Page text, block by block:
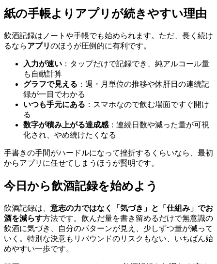
紙の手帳よりアプリが続きやすい理由
飲酒記録はノートや手帳でも始められます。ただ、長く続け
るならアプリのほうが圧倒的に有利です。
入力が速い ：タップだけで記録でき、純アルコール量
も自動計算
グラフで見える ：週・月単位の推移や休肝日の連続記
録が一目でわかる
いつも手元にある ：スマホなので飲む場面ですぐ開け
る
数字が積み上がる達成感 ：連続日数や減った量が可視
化され、やめ続けたくなる
手書きの手間がハードルになって挫折するくらいなら、最初
からアプリに任せてしまうほうが賢明です。
今日から飲酒記録を始めよう
飲酒記録は、 意志の力ではなく「気づき」と「仕組み」でお
酒を減らす方法です。飲んだ量を書き留めるだけで無意識の
飲酒に気づき、自分のパターンが見え、少しずつ量が減って
いく。特別な決意もリバウンドのリスクもない、いちばん始
めやすい一歩です。